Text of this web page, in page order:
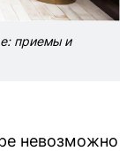
приемы и
невозможно